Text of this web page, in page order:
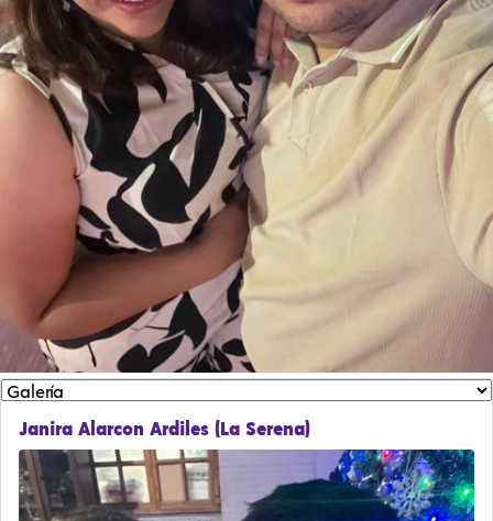
Janira Alarcon Ardiles (La Serena)